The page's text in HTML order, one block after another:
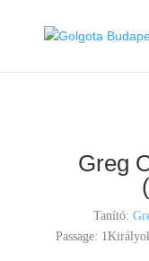
Greg
Tanító:
Passage: